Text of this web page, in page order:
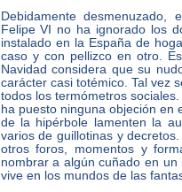
Debidamente
Felipe VI no ha ignorado los
instalado en la España de
caso y con pellizco en otro.
Navidad considera que su
carácter casi totémico. Tal vez
todos los termómetros
ha puesto ninguna objeción en
de la hipérbole lamenten la
varios de guillotinas y
otros foros, momentos y
nombrar a algún cuñado en
vive en los mundos de las